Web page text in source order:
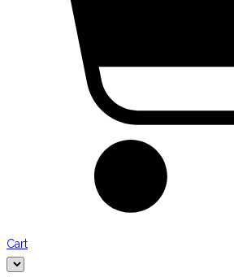
Cart